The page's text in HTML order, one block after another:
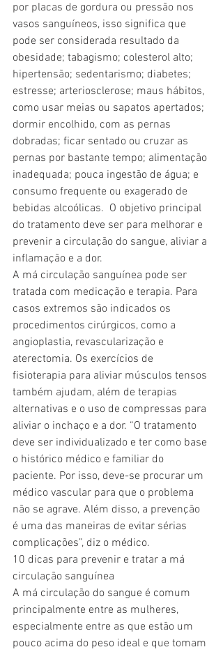
por placas de gordura ou pressão nos
vasos sanguíneos, isso significa que
pode ser considerada resultado da
obesidade; tabagismo; colesterol alto;
hipertensão; sedentarismo; diabetes;
estresse; arteriosclerose; maus hábitos,
como usar meias ou sapatos apertados;
dormir encolhido, com as pernas
dobradas; ficar sentado ou cruzar as
pernas por bastante tempo; alimentação
inadequada; pouca ingestão de água; e
consumo frequente ou exagerado de
bebidas alcoólicas.  O objetivo principal
do tratamento deve ser para melhorar e
prevenir a circulação do sangue, aliviar a
inflamação e a dor.
A má circulação sanguínea pode ser
tratada com medicação e terapia. Para
casos extremos são indicados os
procedimentos cirúrgicos, como a
angioplastia, revascularização e
aterectomia. Os exercícios de
fisioterapia para aliviar músculos tensos
também ajudam, além de terapias
alternativas e o uso de compressas para
aliviar o inchaço e a dor. “O tratamento
deve ser individualizado e ter como base
o histórico médico e familiar do
paciente. Por isso, deve-se procurar um
médico vascular para que o problema
não se agrave. Além disso, a prevenção
é uma das maneiras de evitar sérias
complicações”, diz o médico.
10 dicas para prevenir e tratar a má
circulação sanguínea
A má circulação do sangue é comum
principalmente entre as mulheres,
especialmente entre as que estão um
pouco acima do peso ideal e que tomam